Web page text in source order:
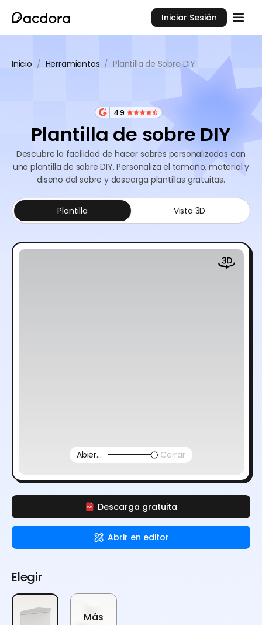
Iniciar Sesión
Inicio / Herramientas / Plantilla de Sobre DIY
4.9
Plantilla de sobre DIY
Descubre la facilidad de hacer sobres personalizados con
una plantilla de sobre DIY. Personaliza el tamaño, material y
diseño del sobre y descarga plantillas gratuitas.
Descarga gratuita
Abrir en editor
Plantilla Vista 3D
Abierto Cerrar
Elegir
Más